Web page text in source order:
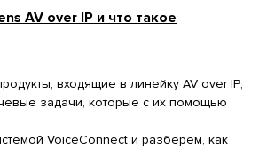
AV over IP и что такое
входящие в линейку AV over IP;
задачи, которые с их помощью
VoiceConnect и разберем, как